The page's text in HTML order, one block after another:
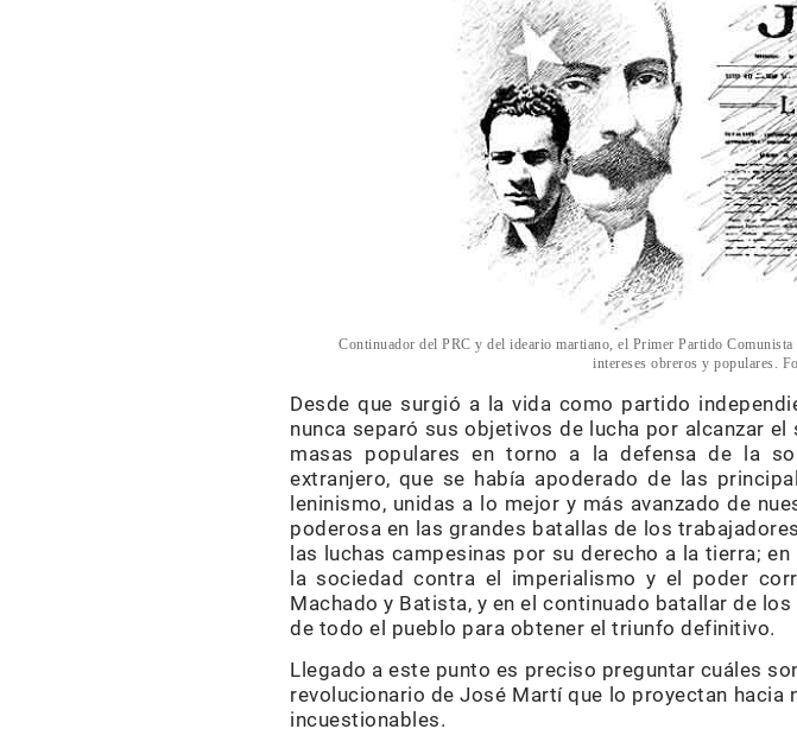
Continuador del PRC y del ideario martiano, el Primer Partido
intereses obreros y populares.
Desde que surgió a la vida como partido
nunca separó sus objetivos de lucha por alcanzar
masas populares en torno a la defensa de la
extranjero, que se había apoderado de las
leninismo, unidas a lo mejor y más avanzado de
poderosa en las grandes batallas de los
las luchas campesinas por su derecho a la tierra;
la sociedad contra el imperialismo y el poder
Machado y Batista, y en el continuado batallar de
de todo el pueblo para obtener el triunfo definitivo.
Llegado a este punto es preciso preguntar cuáles
revolucionario de José Martí que lo proyectan
incuestionables.